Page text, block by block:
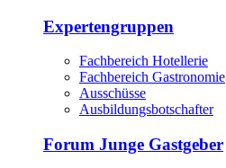
Expertengruppen
Fachbereich Hotellerie
Fachbereich Gastronomie
Ausschüsse
Ausbildungsbotschafter
Forum Junge Gastgeber